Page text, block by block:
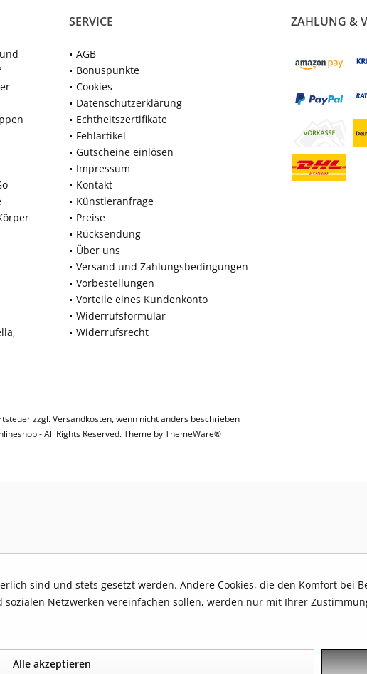
SERVICE
AGB
Bonuspunkte
Cookies
Datenschutzerklärung
Echtheitszertifikate
Fehlartikel
Gutscheine einlösen
Impressum
Kontakt
Künstleranfrage
Preise
Rücksendung
Über uns
Versand und Zahlungsbedingungen
Vorbestellungen
Vorteile eines Kundenkonto
Widerrufsformular
Widerrufsrecht
ZAHLUNG &
zzgl.Versandkosten, wenn nicht anders beschrieben
- All Rights Reserved. Theme byThemeWare®
sind und stets gesetzt werden. Andere Cookies, die den Komfort bei
Netzwerken vereinfachen sollen, werden nur mit Ihrer
Alle akzeptieren